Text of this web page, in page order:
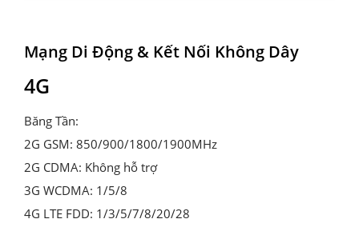
Mạng Di Động & Kết Nối Không Dây
4G
Băng Tần:
2G GSM: 850/900/1800/1900MHz
2G CDMA: Không hỗ trợ
3G WCDMA: 1/5/8
4G LTE FDD: 1/3/5/7/8/20/28